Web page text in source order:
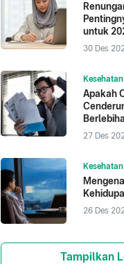
untuk
30 Des
Apakah
27 Des
26 Des
Tampilkan